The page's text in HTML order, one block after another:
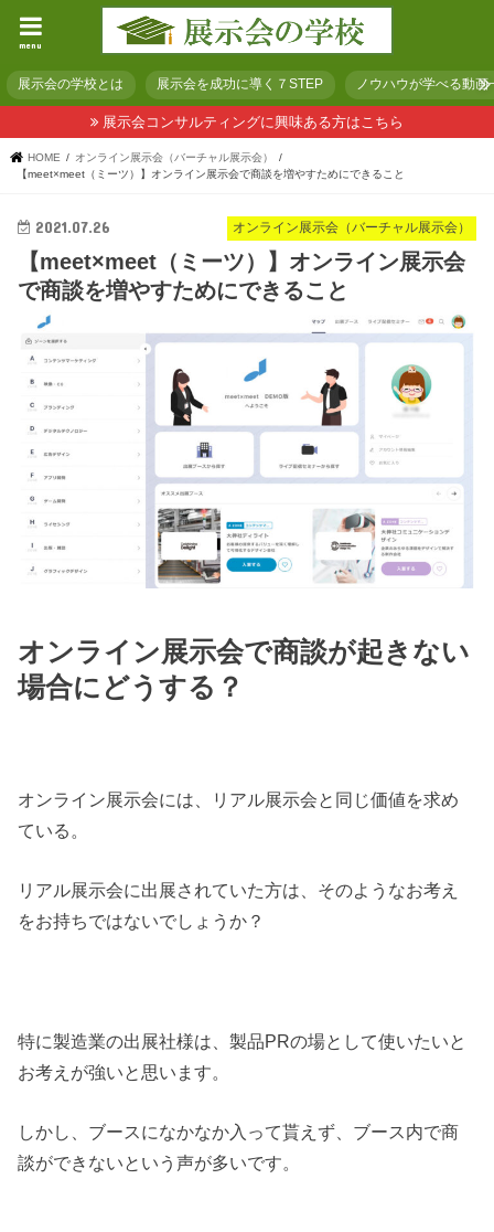
menu
展示会の学校とは 展示会を成功に導く７STEP ノウハウが学べる動画
展示会コンサルティングに興味ある方はこちら
HOME
オンライン展示会（バーチャル展示会）
【meet×meet（ミーツ）】オンライン展示会で商談を増やすためにできること
オンライン展示会（バーチャル展示会）
2021.07.26
【meet×meet（ミーツ）】オンライン展示会
で商談を増やすためにできること
オンライン展示会で商談が起きない
場合にどうする？
オンライン展示会には、リアル展示会と同じ価値を求め
ている。
リアル展示会に出展されていた方は、そのようなお考え
をお持ちではないでしょうか？
特に製造業の出展社様は、製品PRの場として使いたいと
お考えが強いと思います。
しかし、ブースになかなか入って貰えず、ブース内で商
談ができないという声が多いです。